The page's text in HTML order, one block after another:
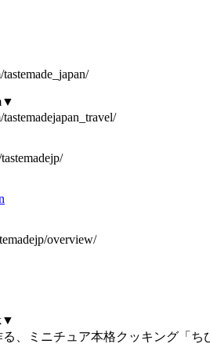
overview/
、ミニチュア本格クッキング「ち